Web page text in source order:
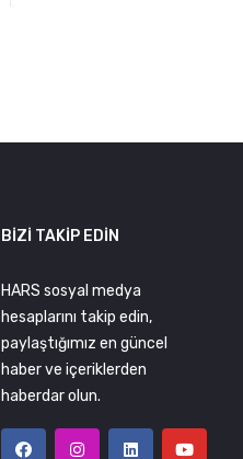
BIZI TAKIP EDIN
HARS sosyal medya
hesaplarını takip edin,
paylaştığımız en güncel
haber ve içeriklerden
haberdar olun.